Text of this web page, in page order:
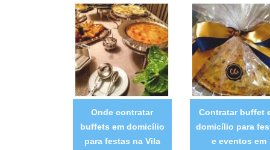
Onde contratar
buffets em domicílio
para festas na Vila
Contratar buffet
domicílio para
e eventos em